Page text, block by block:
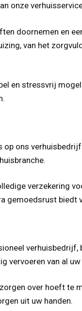
onze
doornemen en
van het
en stressvrij
ons
verzekering
gemoedsrust biedt
vervoeren van al
over hoeft te
uit uw handen.